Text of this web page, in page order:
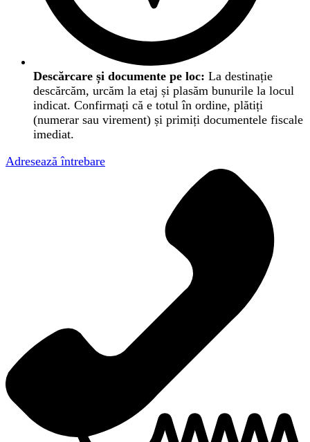
Descărcare și documente pe loc: La destinație
descărcăm, urcăm la etaj și plasăm bunurile la locul
indicat. Confirmați că e totul în ordine, plătiți
(numerar sau virement) și primiți documentele fiscale
imediat.
Adresează întrebare